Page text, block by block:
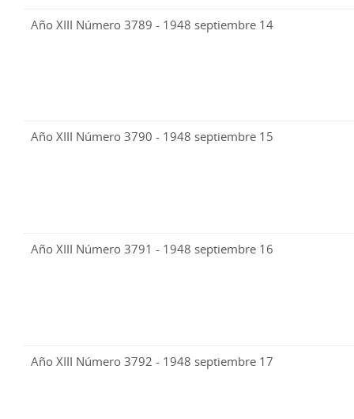
Año XIII Número 3789 - 1948 septiembre 14
Año XIII Número 3790 - 1948 septiembre 15
Año XIII Número 3791 - 1948 septiembre 16
Año XIII Número 3792 - 1948 septiembre 17